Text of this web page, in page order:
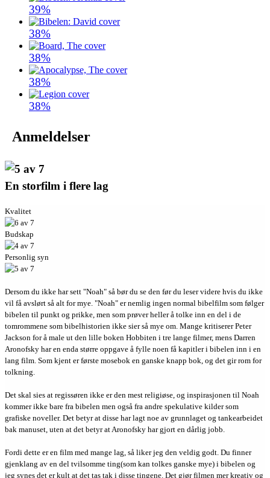
39%
38%
38%
38%
38%
Anmeldelser
En storfilm i flere lag
Kvalitet
Budskap
Personlig syn
Dersom du ikke har sett "Noah" så bør du se den før du leser videre hvis du ikke
vil få avslørt så alt for mye. "Noah" er nemlig ingen normal bibelfilm som følger
bibelen til punkt og prikke, men som prøver heller å tolke inn en del i de
tomrommene som bibelhistorien ikke sier så mye om. Mange kritiserer Peter
Jackson for å male ut den lille boken Hobbiten i tre lange filmer, mens Darren
Aronofsky har en enda større oppgave å fylle noen få kapitler i bibelen inn i en
lang film. Som kjent er første mosebok en ganske knapp bok, og det gir rom for
tolkning.
Det skal sies at regissøren ikke er den mest religiøse, og inspirasjonen til Noah
kommer ikke bare fra bibelen men også fra andre spekulative kilder som
grafiske noveller. Det betyr at disse har lagt noe av grunnlaget og tankearbeidet
bak manuset, uten at det betyr at Aronofsky har gjort en dårlig jobb.
Fordi dette er en film med mange lag, så liker jeg den veldig godt. Du finner
gjenklang av en del tvilsomme ting(som kan tolkes ganske mye) i bibelen og
jeg synes det er kult at det tas tak i disse tingene. Det gjør filmen mer kreativ og